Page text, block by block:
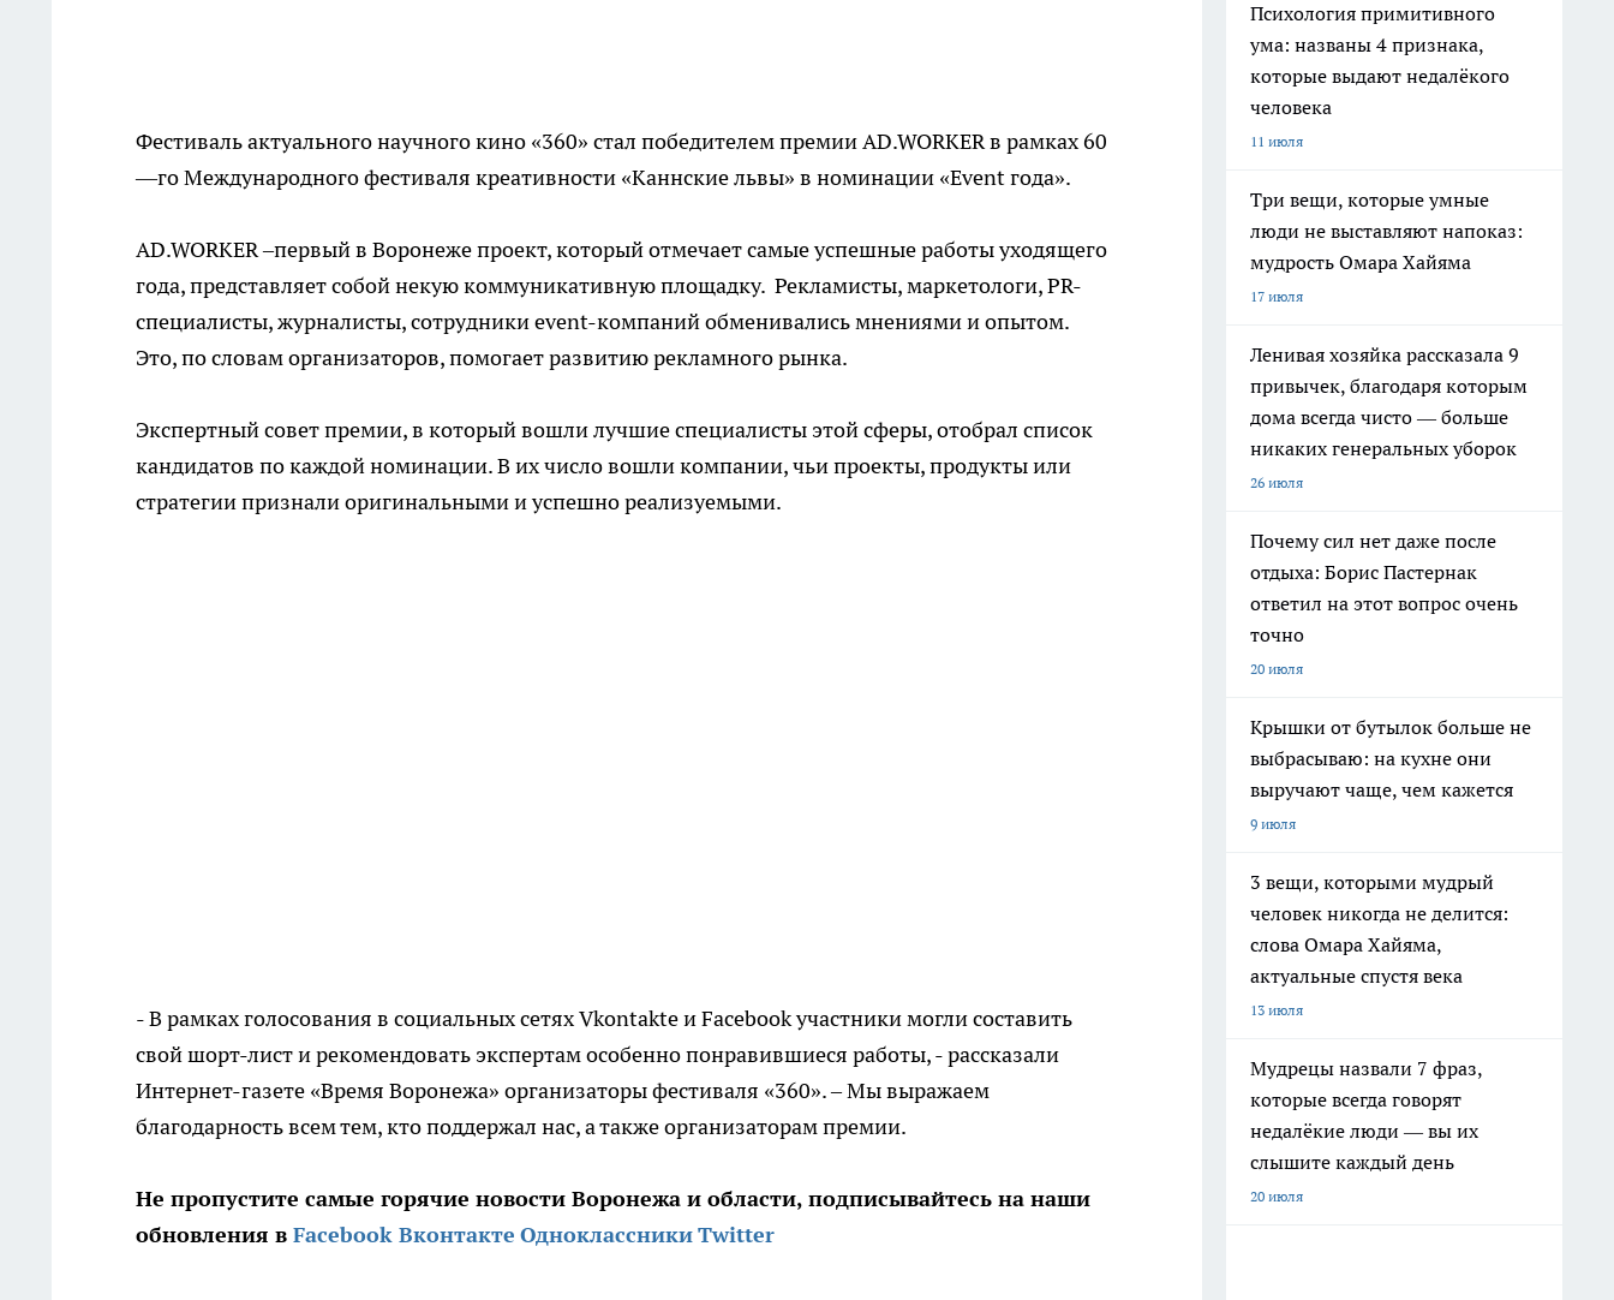
Фестиваль актуального научного кино «360» стал победителем премии AD.WORKER в рамках 60
—го Международного фестиваля креативности «Каннские львы» в номинации «Event года».
AD.WORKER –первый в Воронеже проект, который отмечает самые успешные работы уходящего
года, представляет собой некую коммуникативную площадку. Рекламисты, маркетологи, PR-
специалисты, журналисты, сотрудники event-компаний обменивались мнениями и опытом.
Это, по словам организаторов, помогает развитию рекламного рынка.
Экспертный совет премии, в который вошли лучшие специалисты этой сферы, отобрал список
кандидатов по каждой номинации. В их число вошли компании, чьи проекты, продукты или
стратегии признали оригинальными и успешно реализуемыми.
- В рамках голосования в социальных сетях Vkontakte и Facebook участники могли составить
свой шорт-лист и рекомендовать экспертам особенно понравившиеся работы, - рассказали
Интернет-газете «Время Воронежа» организаторы фестиваля «360». – Мы выражаем
благодарность всем тем, кто поддержал нас, а также организаторам премии.
Не пропустите самые горячие новости Воронежа и области, подписывайтесь на наши
обновления в Facebook Вконтакте ОдноклассникиTwitter
Психология примитивного
ума: названы 4 признака,
которые выдают недалёкого
человека
11 июля
Три вещи, которые умные
люди не выставляют напоказ:
мудрость Омара Хайяма
17 июля
Ленивая хозяйка рассказала 9
привычек, благодаря которым
дома всегда чисто — больше
никаких генеральных уборок
26 июля
Почему сил нет даже после
отдыха: Борис Пастернак
ответил на этот вопрос очень
точно
20 июля
Крышки от бутылок больше не
выбрасываю: на кухне они
выручают чаще, чем кажется
9 июля
3 вещи, которыми мудрый
человек никогда не делится:
слова Омара Хайяма,
актуальные спустя века
13 июля
Мудрецы назвали 7 фраз,
которые всегда говорят
недалёкие люди — вы их
слышите каждый день
20 июля